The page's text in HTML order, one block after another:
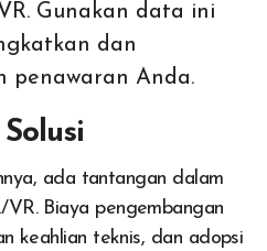
Gunakan data ini
dan
penawaran Anda.
ada tantangan dalam
Biaya pengembangan
keahlian teknis, dan adopsi